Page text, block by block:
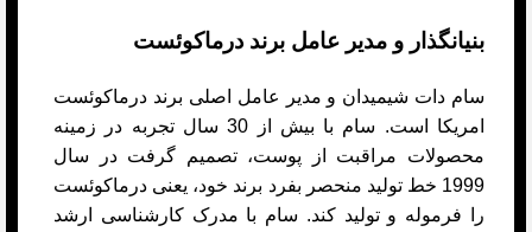
بنیانگذار و مدیر عامل برند درماکوئست
سام دات شیمیدان و مدیر عامل اصلی برند درماکوئست
امریکا است. سام با بیش از 30 سال تجربه در زمینه
محصولات مراقبت از پوست، تصمیم گرفت در سال
1999 خط تولید منحصر بفرد برند خود، یعنی درماکوئست
را فرموله و تولید کند. سام با مدرک کارشناسی ارشد